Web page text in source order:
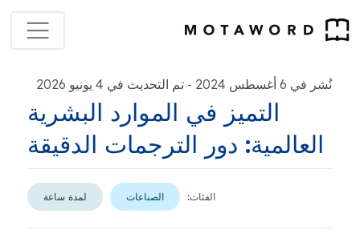
نُشر في 6 أغسطس 2024 - تم التحديث في 4 يونيو 2026
التميز في الموارد البشرية
العالمية: دور الترجمات الدقيقة
الفئات: الصناعات لمدة ساعة